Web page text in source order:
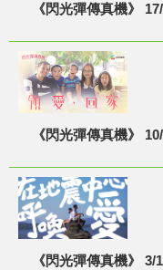
《閃光彈傳真機》
《閃光彈傳真機》
《閃光彈傳真機》